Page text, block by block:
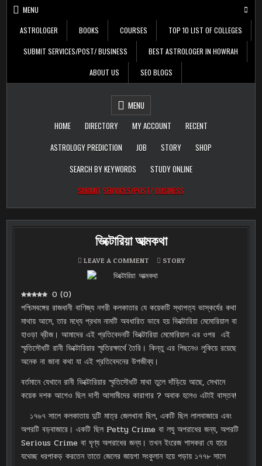
Skip
content
MENU
ASTROLOGER BOOKS COURSES TOP 10 LIST OF COLLEGES
SUBMIT SERVICES/POST/ BUSINESS BEST ASTROLOGER IN HOWRAH
ABOUT US SEO BLOGS
Free Listing Site for
Blogger
Daily Update
MENU
HOME
DIRECTORY MY ACCOUNT
RECENT
ASTROLOGY PREDICTION
JOB STORY
SHOP
SEARCH BY KEYWORDS
STUDY ONLINE
SUBMIT SERVICES/POST/ BUSINESS
ভিক্টোরিয়া আত্মকথা
LEAVE A COMMENTON
আত্মকথা
POSTED
STORY
0 (0)
পশ্চিমবঙ্গের রাজধানী বাণিজ্য নগরী কলকাতার যে কয়েকটি স্থাপত্য ভাস্কর্যের কথা
মাথায় আসে, তার মধ্যে প্রথম নামটি অবধারিত ভাবে হয় ভিক্টোরিয়া মেমোরিয়াল বা
হাওড়া ব্রীজ। আমাদের এই প্রতিবেদনটি ভিক্টোরিয়া মেমোরিয়াল এর ওপর এই
স্মৃতিসৌধটি রানী ভিক্টোরিয়ার স্মৃতিরক্ষার্থে তৈরি। কিন্তু এর পিছনেও লুকিয়ে রয়েছে
অনেক না জানা কথা যা এই প্রতিবেদনের উপজীব্য।
বর্তমানে যেখানে রানী ভিক্টোরিয়ার স্মৃতিসৌধটি মাথা তুলে দাঁড়িয়ে আছে, সেখানে
কয়েক দশক আগেও ছিল দাগী আসামীদের কারাগার ? অবাক হলেও এটাই বাস্তব!
১৭৬৭ সালে কলকাতায় দুটি মাত্র জেলখানা ছিল, একটি ছিল লালবাজারে এবং
অপরটি বড়বাজারে। একটি ছিল Petty Crime বা লঘু অপরাধের জন্য, অপরটি
Serious Crime বা ঘৃণ্য অপরাধের জন্য। তখন ইংরেজ শাসকরা যে হারে
যথেচ্ছ ধরপাকড় করতেন তাতে জেলের জায়গা সংকুলান হয়ে পড়ায় ১৭৭৮ সালে